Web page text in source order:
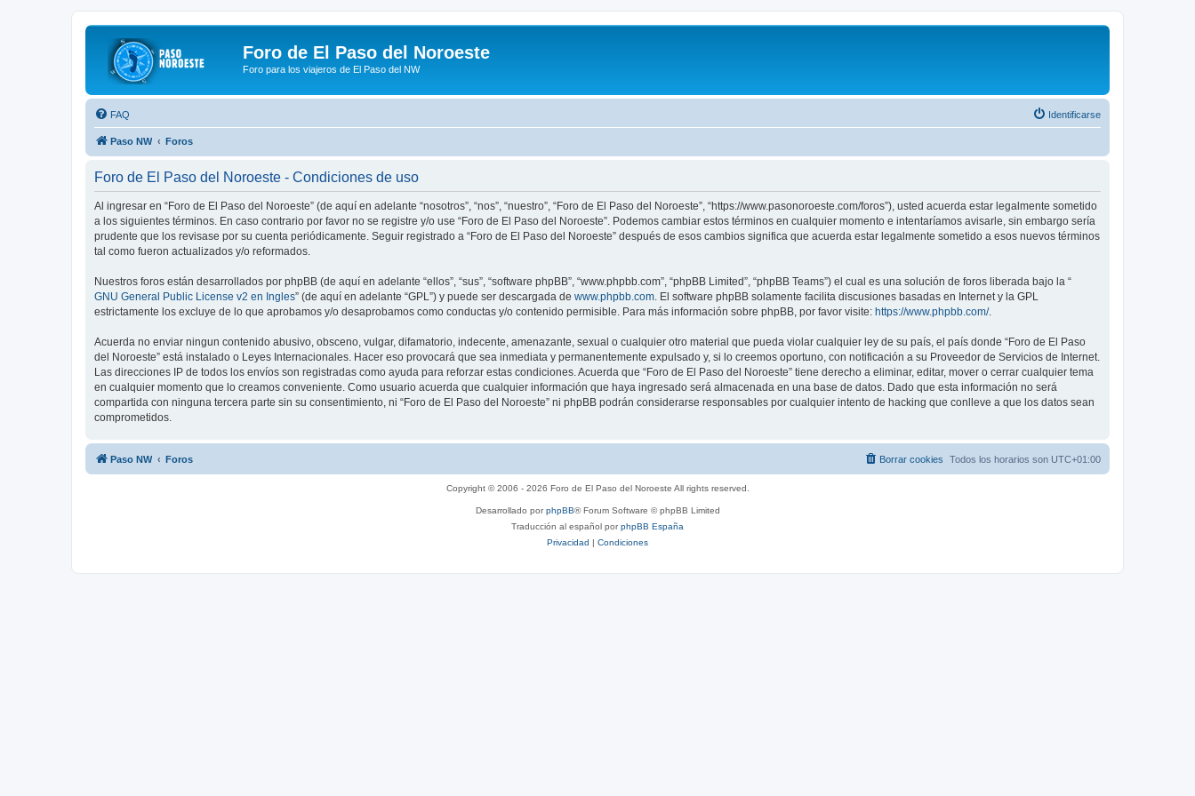
Foro de El Paso del Noroeste
Foro para los viajeros de El Paso del NW
FAQ Identificarse
Paso NW Foros
Foro de El Paso del Noroeste - Condiciones de uso
Al ingresar en “Foro de El Paso del Noroeste” (de aquí en adelante “nosotros”, “nos”, “nuestro”, “Foro de El Paso del Noroeste”, “https://www.pasonoroeste.com/foros”), usted acuerda estar legalmente sometido
a los siguientes términos. En caso contrario por favor no se registre y/o use “Foro de El Paso del Noroeste”. Podemos cambiar estos términos en cualquier momento e intentaríamos avisarle, sin embargo sería
prudente que los revisase por su cuenta periódicamente. Seguir registrado a “Foro de El Paso del Noroeste” después de esos cambios significa que acuerda estar legalmente sometido a esos nuevos términos
tal como fueron actualizados y/o reformados.
Nuestros foros están desarrollados por phpBB (de aquí en adelante “ellos”, “sus”, “software phpBB”, “www.phpbb.com”, “phpBB Limited”, “phpBB Teams”) el cual es una solución de foros liberada bajo la “
GNU General Public License v2 en Ingles” (de aquí en adelante “GPL”) y puede ser descargada de www.phpbb.com . El software phpBB solamente facilita discusiones basadas en Internet y la GPL
estrictamente los excluye de lo que aprobamos y/o desaprobamos como conductas y/o contenido permisible. Para más información sobre phpBB, por favor visite: https://www.phpbb.com/.
Acuerda no enviar ningun contenido abusivo, obsceno, vulgar, difamatorio, indecente, amenazante, sexual o cualquier otro material que pueda violar cualquier ley de su país, el país donde “Foro de El Paso
del Noroeste” está instalado o Leyes Internacionales. Hacer eso provocará que sea inmediata y permanentemente expulsado y, si lo creemos oportuno, con notificación a su Proveedor de Servicios de Internet.
Las direcciones IP de todos los envíos son registradas como ayuda para reforzar estas condiciones. Acuerda que “Foro de El Paso del Noroeste” tiene derecho a eliminar, editar, mover o cerrar cualquier tema
en cualquier momento que lo creamos conveniente. Como usuario acuerda que cualquier información que haya ingresado será almacenada en una base de datos. Dado que esta información no será
compartida con ninguna tercera parte sin su consentimiento, ni “Foro de El Paso del Noroeste” ni phpBB podrán considerarse responsables por cualquier intento de hacking que conlleve a que los datos sean
comprometidos.
Paso NW Foros Todos los horarios son UTC+01:00
Borrar cookies
Copyright © 2006 - 2026 Foro de El Paso del Noroeste All rights reserved.
Desarrollado porphpBB® Forum Software © phpBB Limited
Traducción al español porphpBB España
Privacidad | Condiciones